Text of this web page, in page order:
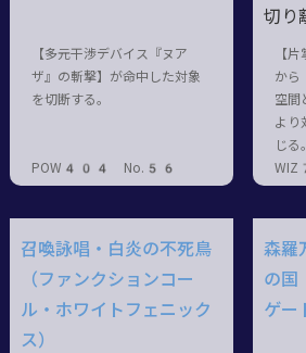
【多元干渉デバイス『ヌア
ザ』の斬撃】が命中した対象
を切断する。
POW404 No.56
切り
【
から
空間
より
じる。
召喚詠唱・白炎の不死鳥
（ファンクションコー
ル・ホワイトフェニック
ス）
森羅
の国
ゲー